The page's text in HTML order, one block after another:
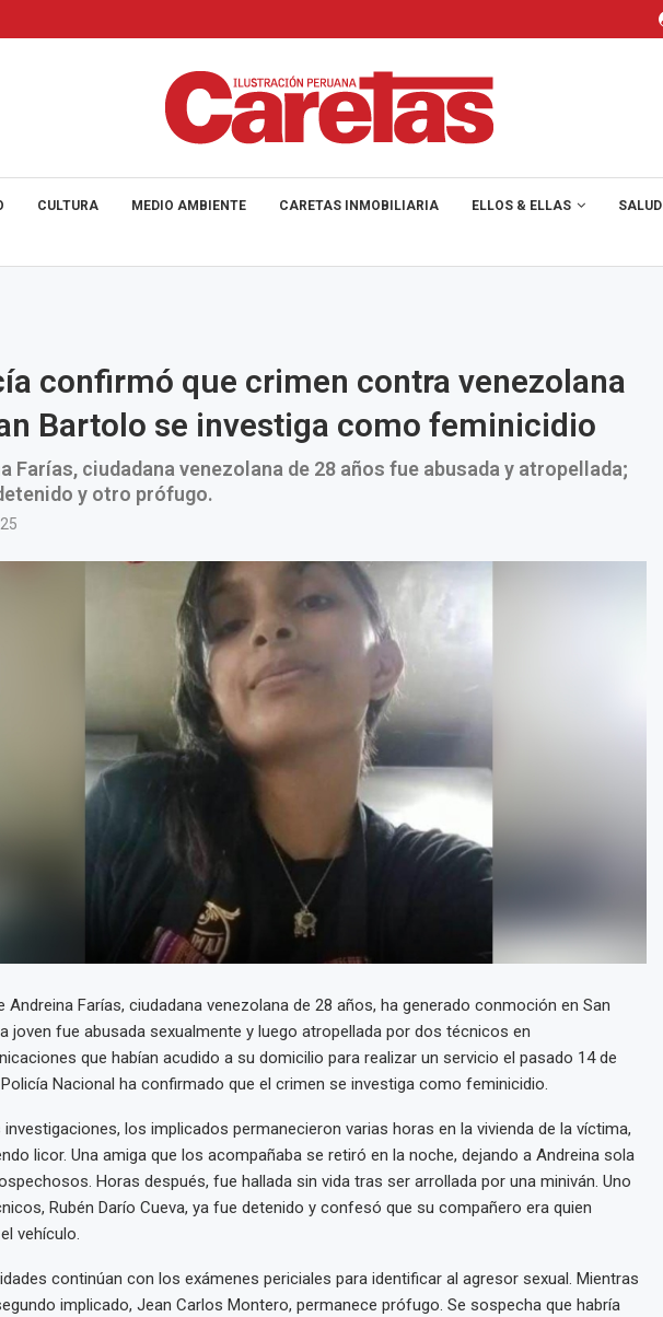
CULTURA MEDIO AMBIENTE CARETAS INMOBILIARIA ELLOS & ELLAS SALUD
confirmó que crimen contra venezolana
Bartolo se investiga como feminicidio
Farías, ciudadana venezolana de 28 años fue abusada y atropellada;
y otro prófugo.
Andreina Farías, ciudadana venezolana de 28 años, ha generado conmoción en San
joven fue abusada sexualmente y luego atropellada por dos técnicos en
que habían acudido a su domicilio para realizar un servicio el pasado 14 de
Nacional ha confirmado que el crimen se investiga como feminicidio.
investigaciones, los implicados permanecieron varias horas en la vivienda de la víctima,
licor. Una amiga que los acompañaba se retiró en la noche, dejando a Andreina sola
Horas después, fue hallada sin vida tras ser arrollada por una miniván. Uno
Rubén Darío Cueva, ya fue detenido y confesó que su compañero era quien
vehículo.
continúan con los exámenes periciales para identificar al agresor sexual. Mientras
implicado, Jean Carlos Montero, permanece prófugo. Se sospecha que habría